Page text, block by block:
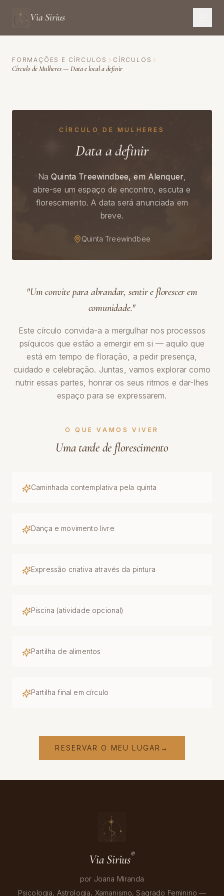
Via Sirius
FORMAÇÕES E CÍRCULOS CÍRCULOS
Círculo de Mulheres — Data e local a definir
CÍRCULO DE MULHERES
Data a definir
NaQuinta Treewindbee, em Alenquer,
abre-se um espaço de encontro, escuta e
florescimento. A data será anunciada em
breve.
Quinta Treewindbee
"Um convite para abrandar, sentir e florescer em
comunidade."
Este círculo convida-a a mergulhar nos processos
psíquicos que estão a emergir em si — aquilo que
está em tempo de floração, a pedir presença,
cuidado e celebração. Juntas, vamos explorar como
nutrir essas partes, honrar os seus ritmos e dar-lhes
espaço para se expressarem.
O QUE VAMOS VIVER
Uma tarde de florescimento
Caminhada contemplativa pela quinta
Dança e movimento livre
Expressão criativa através da pintura
Piscina (atividade opcional)
Partilha de alimentos
Partilha final em círculo
RESERVAR O MEU LUGAR →
Via Sirius®
por Joana Miranda
Psicologia, Astrologia, Xamanismo, Sagrado Feminino —